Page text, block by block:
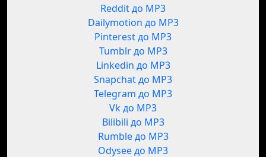
Reddit до MP3
Dailymotion до MP3
Pinterest до MP3
Tumblr до MP3
Linkedin до MP3
Snapchat до MP3
Telegram до MP3
Vk до MP3
Bilibili до MP3
Rumble до MP3
Odysee до MP3